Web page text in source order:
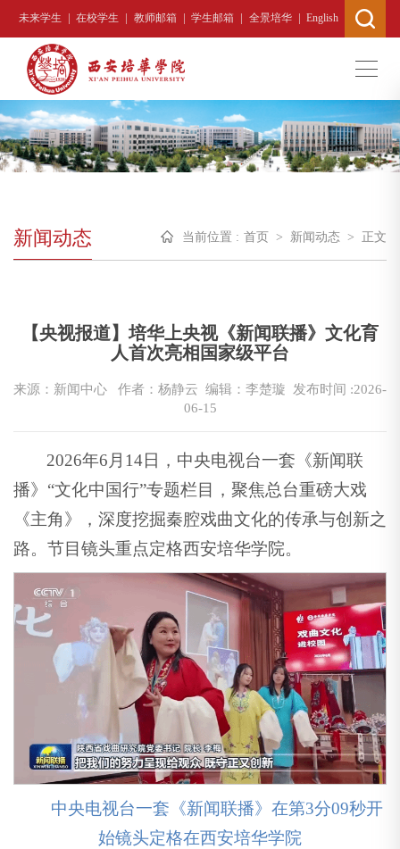
未来学生 | 在校学生 | 教师邮箱 | 学生邮箱 | 全景培华 | English
新闻动态 当前位置 : 首页 > 新闻动态 > 正文
【央视报道】培华上央视《新闻联播》文化育
人首次亮相国家级平台
来源：新闻中心 作者：杨静云 编辑：李楚璇 发布时间 :2026-
06-15
2026年6月14日，中央电视台一套《新闻联
播》“文化中国行”专题栏目，聚焦总台重磅大戏
《主角》，深度挖掘秦腔戏曲文化的传承与创新之
路。节目镜头重点定格西安培华学院。
中央电视台一套《新闻联播》在第3分09秒开
始镜头定格在西安培华学院